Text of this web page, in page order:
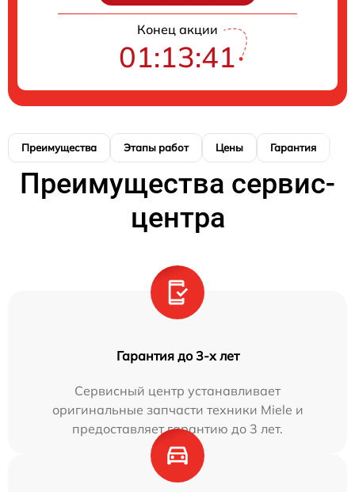
Конец акции
01:13:40
Преимущества Этапы работ Цены Гарантия
Преимущества сервис-
центра
Гарантия до 3-х лет
Сервисный центр устанавливает
оригинальные запчасти техники Miele и
предоставляет гарантию до 3 лет.